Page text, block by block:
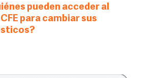
pueden acceder al
para cambiar sus